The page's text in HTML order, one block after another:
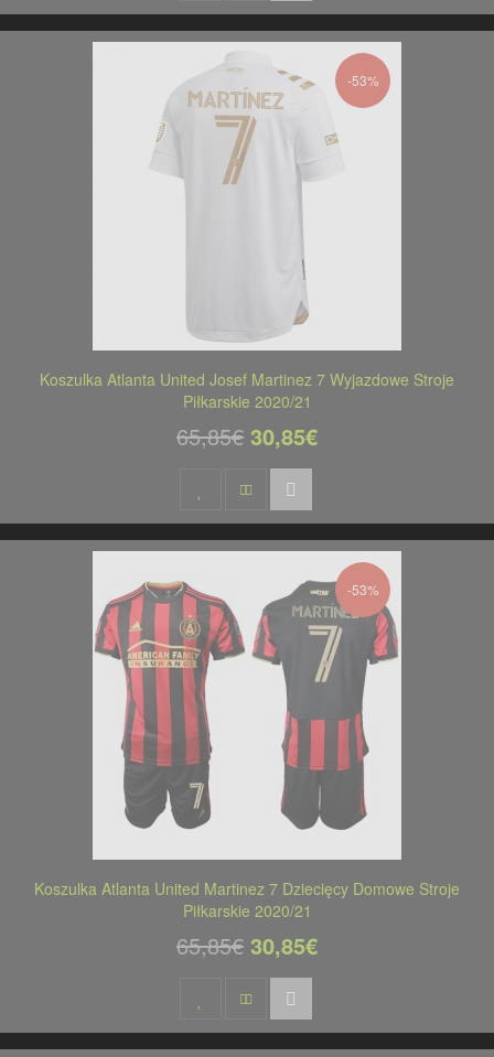
-53%
Koszulka Atlanta United Josef Martinez 7 Wyjazdowe Stroje
Piłkarskie 2020/21
65,85€ 30,85€
-53%
Koszulka Atlanta United Martinez 7 Dziecięcy Domowe Stroje
Piłkarskie 2020/21
65,85€ 30,85€